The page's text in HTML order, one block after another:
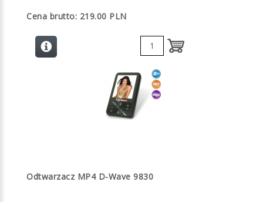
Cena brutto: 219.00 PLN
Odtwarzacz MP4 D-Wave 9830